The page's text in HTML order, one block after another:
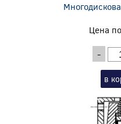
Цена
-
в